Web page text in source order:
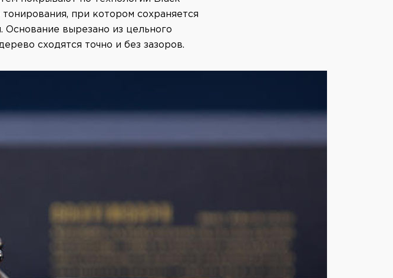
при котором сохраняется
Основание вырезано из цельного
сходятся точно и без зазоров.